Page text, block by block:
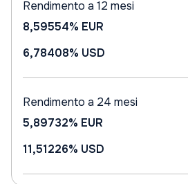
Rendimento a 12 mesi
8,59554% EUR
6,78408% USD
Rendimento a 24 mesi
5,89732% EUR
11,51226% USD